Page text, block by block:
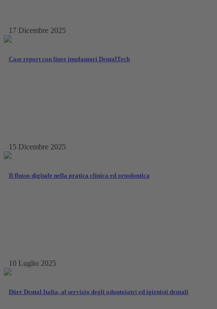
17 Dicembre 2025
Case report con linee implantari DentalTech
15 Dicembre 2025
Il flusso digitale nella pratica clinica ed ortodontica
10 Luglio 2025
Dürr Dental Italia, al servizio degli odontoiatri ed igienisti dentali